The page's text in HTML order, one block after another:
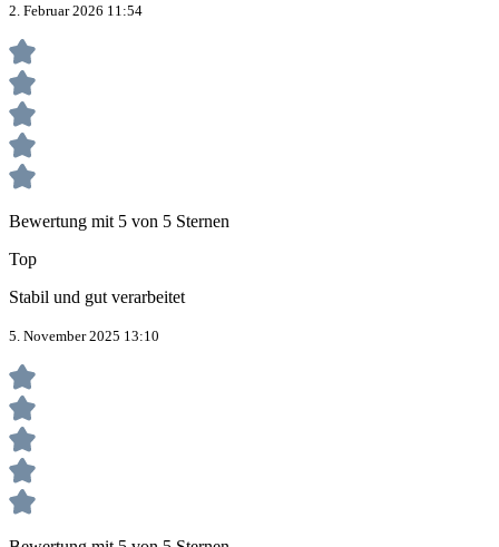
2. Februar 2026 11:54
Bewertung mit 5 von 5 Sternen
Top
Stabil und gut verarbeitet
5. November 2025 13:10